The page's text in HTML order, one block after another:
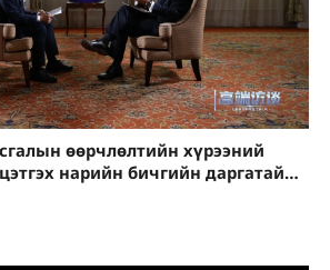
өөрчлөлтийн хүрээний
нарийн бичгийн даргатай